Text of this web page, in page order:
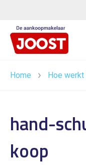
Home Hoe werkt
hand-
koop